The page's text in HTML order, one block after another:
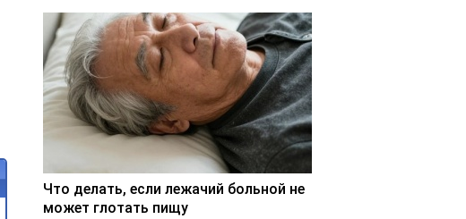
Что делать, если лежачий больной не
может глотать пищу